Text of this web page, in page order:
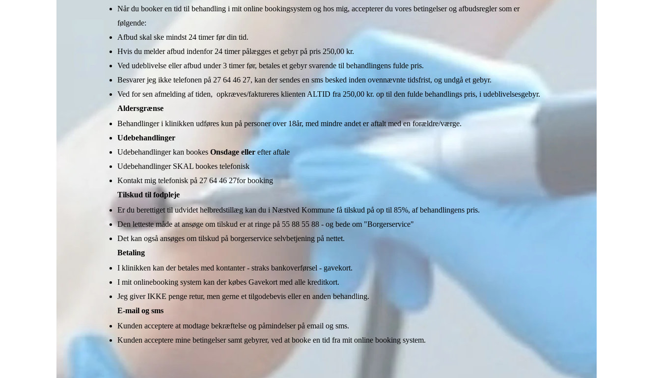
Når du booker en tid til behandling i mit online bookingsystem og hos mig, accepterer du vores betingelser og afbudsregler som er
følgende:
Afbud skal ske mindst 24 timer før din tid.
Hvis du melder afbud indenfor 24 timer pålægges et gebyr på pris 250,00 kr.
Ved udeblivelse eller afbud under 3 timer før, betales et gebyr svarende til behandlingens fulde pris.
Besvarer jeg ikke telefonen på 27 64 46 27, kan der sendes en sms besked inden ovennævnte tidsfrist, og undgå et gebyr.
Ved for sen afmelding af tiden, opkræves/faktureres klienten ALTID fra 250,00 kr. op til den fulde behandlings pris, i udeblivelsesgebyr.
Aldersgrænse
Behandlinger i klinikken udføres kun på personer over 18år, med mindre andet er aftalt med en forældre/værge.
Udebehandlinger
Udebehandlinger kan bookes Onsdage eller efter aftale
Udebehandlinger SKAL bookes telefonisk
Kontakt mig telefonisk på 27 64 46 27for booking
Tilskud til fodpleje
Er du berettiget til udvidet helbredstillæg kan du i Næstved Kommune få tilskud på op til 85%, af behandlingens pris.
Den letteste måde at ansøge om tilskud er at ringe på 55 88 55 88 - og bede om "Borgerservice"
Det kan også ansøges om tilskud på borgerservice selvbetjening på nettet.
Betaling
I klinikken kan der betales med kontanter - straks bankoverførsel - gavekort.
I mit onlinebooking system kan der købes Gavekort med alle kreditkort.
Jeg giver IKKE penge retur, men gerne et tilgodebevis eller en anden behandling.
E-mail og sms
Kunden acceptere at modtage bekræftelse og påmindelser på email og sms.
Kunden acceptere mine betingelser samt gebyrer, ved at booke en tid fra mit online booking system.